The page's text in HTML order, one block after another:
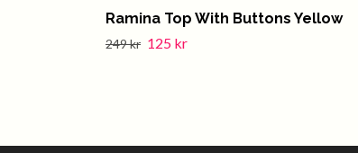
Ramina Top With Buttons Yellow
249 kr 125 kr